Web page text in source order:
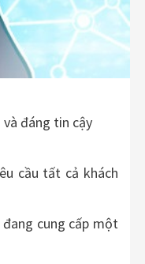
đáng tin cậy
cầu tất cả khách
cung cấp một